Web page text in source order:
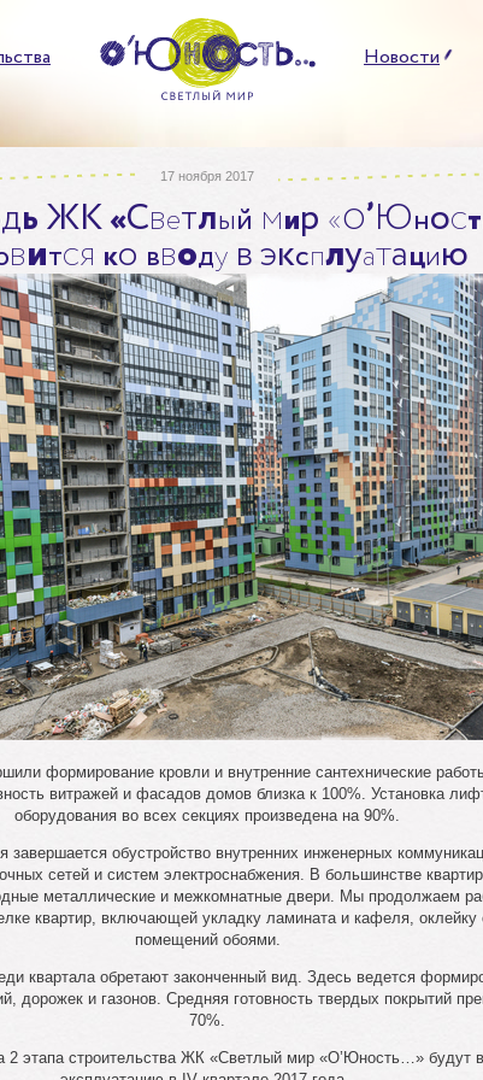
Новости
17 ноября 2017
дьЖК «Светлый мир «О’Юност
вится ко вводу вэксплуатацию
формирование кровли и внутренние сантехнические
витражей и фасадов домов близка к 100%. Установка
оборудования во всех секциях произведена на 90%.
завершается обустройство внутренних инженерных
сетей и систем электроснабжения. В большинстве
металлические и межкомнатные двери. Мы продолжаем
квартир, включающей укладку ламината и кафеля, оклейку
помещений обоями.
квартала обретают законченный вид. Здесь ведется
дорожек и газонов. Средняя готовность твердых покрытий
70%.
2 этапа строительства ЖК «Светлый мир «О’Юность…» будут